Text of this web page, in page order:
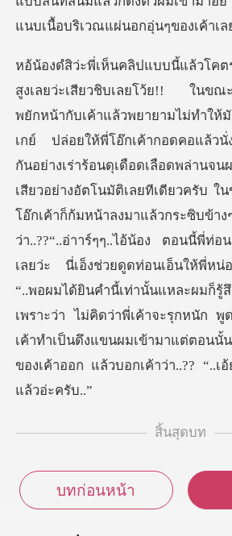
อดเลือดพล่านจน
เสียวอย่างอัตโนมัติเลยทีเดียวครับ ใ
โอ๊กเค้าก็ก้มหน้าลงมาแล้วกระซิบข้า
ว่า..??“..อ่าาร์ๆๆ..ไอ้น้อง ตอนนี้พี่ท่อ
เลยว่ะ นี่เอ็งช่วยดูดท่อนเอ็นให้พี่หน่
สิ้นสุดบท
บทก่อนหน้า